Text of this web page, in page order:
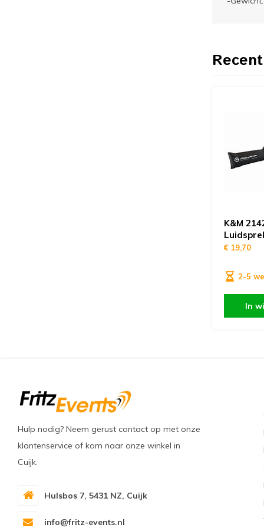
K&M
€ 19,70
2-5
In
Hulp nodig? Neem gerust contact op met onze
klantenservice of kom naar onze winkel in
Cuijk.
Hulsbos 7, 5431 NZ, Cuijk
info@fritz-events.nl